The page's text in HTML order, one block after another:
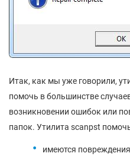
Итак, как мы уже говорили,
помочь в большинстве
возникновении ошибок или
папок. Утилита scanpst
имеются